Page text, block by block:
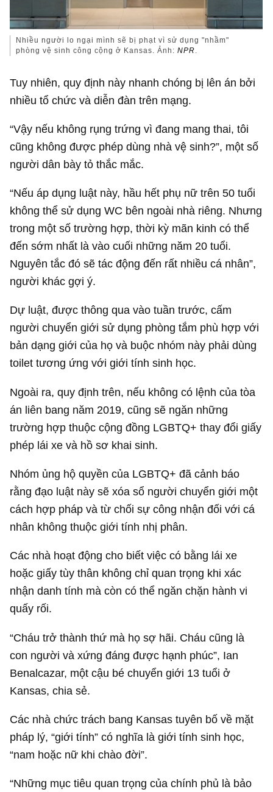
Nhiều người lo ngại mình sẽ bị phạt vì sử dụng "nhầm"
phòng vệ sinh công cộng ở Kansas. Ảnh:NPR.
Tuy nhiên, quy định này nhanh chóng bị lên án bởi
nhiều tổ chức và diễn đàn trên mạng.
“Vậy nếu không rụng trứng vì đang mang thai, tôi
cũng không được phép dùng nhà vệ sinh?”, một số
người dân bày tỏ thắc mắc.
“Nếu áp dụng luật này, hầu hết phụ nữ trên 50 tuổi
không thể sử dụng WC bên ngoài nhà riêng. Nhưng
trong một số trường hợp, thời kỳ mãn kinh có thể
đến sớm nhất là vào cuối những năm 20 tuổi.
Nguyên tắc đó sẽ tác động đến rất nhiều cá nhân”,
người khác gợi ý.
Dự luật, được thông qua vào tuần trước, cấm
người chuyển giới sử dụng phòng tắm phù hợp với
bản dạng giới của họ và buộc nhóm này phải dùng
toilet tương ứng với giới tính sinh học.
Ngoài ra, quy định trên, nếu không có lệnh của tòa
án liên bang năm 2019, cũng sẽ ngăn những
trường hợp thuộc cộng đồng LGBTQ+ thay đổi giấy
phép lái xe và hồ sơ khai sinh.
Nhóm ủng hộ quyền của LGBTQ+ đã cảnh báo
rằng đạo luật này sẽ xóa sổ người chuyển giới một
cách hợp pháp và từ chối sự công nhận đối với cá
nhân không thuộc giới tính nhị phân.
Các nhà hoạt động cho biết việc có bằng lái xe
hoặc giấy tùy thân không chỉ quan trọng khi xác
nhận danh tính mà còn có thể ngăn chặn hành vi
quấy rối.
“Cháu trở thành thứ mà họ sợ hãi. Cháu cũng là
con người và xứng đáng được hạnh phúc”, Ian
Benalcazar, một cậu bé chuyển giới 13 tuổi ở
Kansas, chia sẻ.
Các nhà chức trách bang Kansas tuyên bố về mặt
pháp lý, “giới tính” có nghĩa là giới tính sinh học,
“nam hoặc nữ khi chào đời”.
“Những mục tiêu quan trọng của chính phủ là bảo